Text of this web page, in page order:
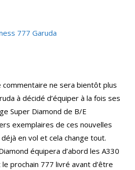
commentaire ne sera bientôt plus
à décidé d’équiper à la fois ses
Super Diamond de B/E
exemplaires de ces nouvelles
en vol et cela change tout.
équipera d’abord les A330
prochain 777 livré avant d’être